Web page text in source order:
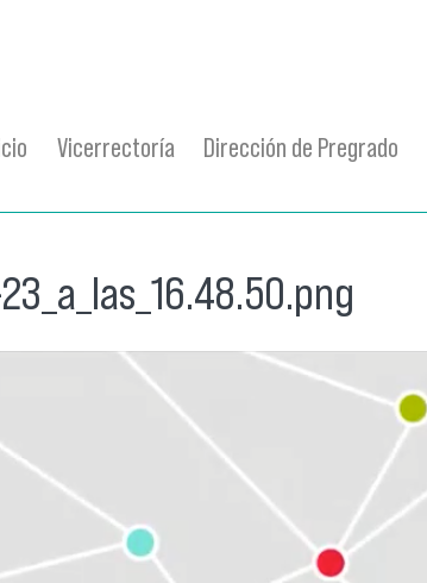
Vicerrectoría Dirección de Pregrado